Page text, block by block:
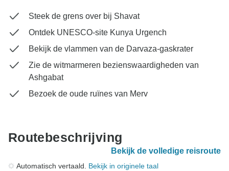
Steek de grens over bij Shavat
Ontdek UNESCO-site Kunya Urgench
Bekijk de vlammen van de Darvaza-gaskrater
Zie de witmarmeren bezienswaardigheden van
Ashgabat
Bezoek de oude ruïnes van Merv
Routebeschrijving
Bekijk de volledige reisroute
Automatisch vertaald. Bekijk in originele taal